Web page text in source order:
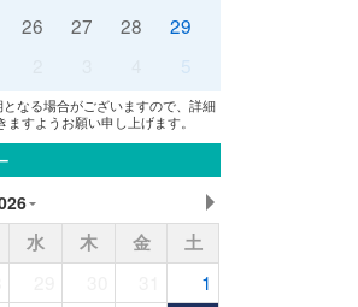
26 27 28
29
5
なる場合がございますので、詳細
すようお願い申し上げます。
水 木 金
土
1